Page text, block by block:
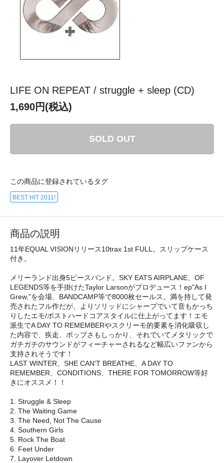
LIFE ON REPEAT / struggle + sleep (CD)
1,690円(税込)
SOLD OUT
この商品に登録されているタグ
BEST HIT 2011!
商品の説明
11年EQUAL VISIONリリース10trax 1st FULL。スリップケース
付き。
メリーランド出身5ピースバンド。SKY EATS AIRPLANE、OF
LEGENDS等を手掛けたTaylor Larsonがプロデュース！ep"As I
Grew,"を会場、BANDCAMP等で8000枚セールス。満を持して発
売されたフル作だが、よりソリッドにシャープでいて音もかっち
りしたエモ/ポストハードコアスタイルに仕上がってます！エモ
派生でA DAY TO REMEMBERやスクリーモ的要素を消化吸収し
た内容で、疾走、ポップさもしっかり、それでいてメタリックで
ガチガチのサウンドがフィーチャーされるなど幅広いファンから
支持されそうです！
LAST WINTER、SHE CAN'T BREATHE、A DAY TO
REMEMBER、CONDITIONS、THERE FOR TOMORROW等好
きにオススメ！！
1. Struggle & Sleep
2. The Waiting Game
3. The Need, Not The Cause
4. Southern Girls
5. Rock The Boat
6. Feet Under
7. Layover Letdown